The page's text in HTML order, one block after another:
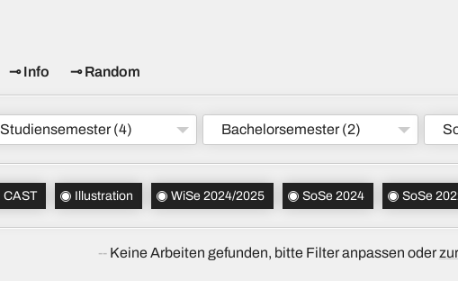
Info Random
Studiensemester (4) Bachelorsemester (2)
CAST Illustration WiSe 2024/2025 SoSe 2024 SoSe
Keine Arbeiten gefunden, bitte Filter anpassen oder